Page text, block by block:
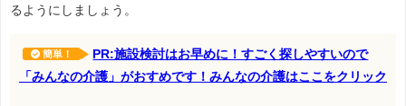
るようにしましょう。
簡単！
PR:施設検討はお早めに！すごく探しやすいので
「みんなの介護」がおすめです！みんなの介護はここをクリック